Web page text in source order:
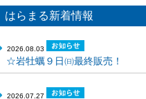
はらまる新着情報
2026.08.03
☆岩牡蠣９日㈰最終販売！
2026.07.27